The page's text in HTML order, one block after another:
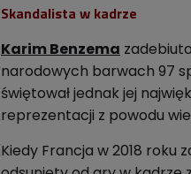
Skandalista w kadrze
Karim Benzema
narodowych barwach 97
świętował jednak jej
reprezentacji z powodu
Kiedy Francja w 2018 roku